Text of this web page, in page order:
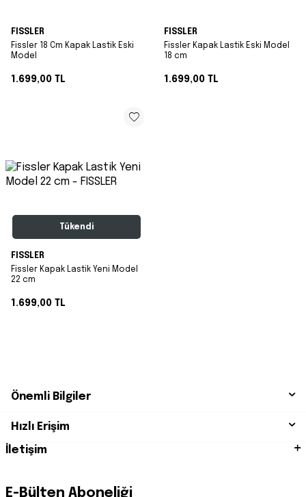
FISSLER
Fissler 18 Cm Kapak Lastik Eski
Model
1.699,00 TL
FISSLER
Fissler Kapak Lastik Eski Model
18 cm
1.699,00 TL
Tükendi
FISSLER
Fissler Kapak Lastik Yeni Model
22 cm
1.699,00 TL
Önemli Bilgiler
Hızlı Erişim
İletişim
E-Bülten Aboneliği